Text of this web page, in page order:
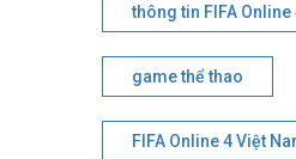
thông tin FIFA Online
game thể thao
FIFA Online 4 Việt